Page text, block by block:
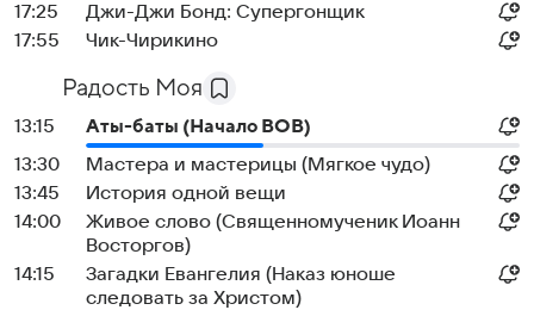
17:25
Джи-Джи Бонд: Супергонщик
17:55
Чик-Чирикино
Радость Моя
13:15
Аты-баты (Начало ВОВ)
13:30
Мастера и мастерицы (Мягкое чудо)
13:45
История одной вещи
14:00
Живое слово (Священномученик Иоанн
Восторгов)
14:15
Загадки Евангелия (Наказ юноше
следовать за Христом)